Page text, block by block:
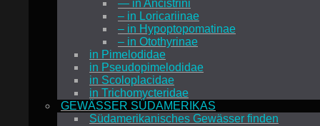
— in Ancistrini
– in Loricariinae
– in Hypoptopomatinae
– in Otothyrinae
in Pimelodidae
in Pseudopimelodidae
in Scoloplacidae
in Trichomycteridae
GEWÄSSER SÜDAMERIKAS
Südamerikanisches Gewässer finden